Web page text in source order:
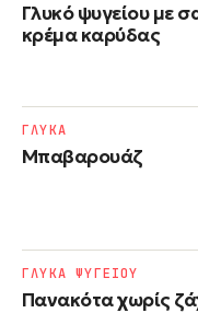
Γλυκό ψυγείου με
κρέμα καρύδας
Μπαβαρουάζ
ΓΛΥΚΑ
Πανακότα χωρίς
ΓΛΥΚΑ ΨΥΓΕΙΟΥ